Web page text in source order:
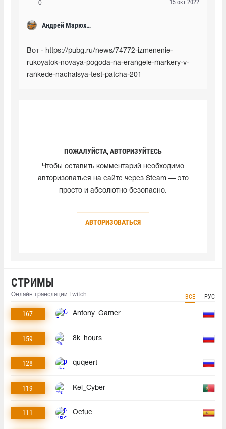
0
Андрей Марюхин
15 окт 2022
Вот - https://pubg.ru/news/74772-izmenenie-
rukoyatok-novaya-pogoda-na-erangele-markery-v-
rankede-nachalsya-test-patcha-201
ПОЖАЛУЙСТА, АВТОРИЗУЙТЕСЬ
Чтобы оставить комментарий необходимо
авторизоваться на сайте через Steam — это
просто и абсолютно безопасно.
АВТОРИЗОВАТЬСЯ
СТРИМЫ
Онлайн трансляции Twitch ВСЕ РУС
167 Antony_Gamer
159 8k_hours
128 quqeert
119 Kel_Cyber
111 Octuc